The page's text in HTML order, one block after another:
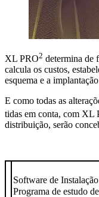
XL PRO2 determina de
calcula os custos,
esquema e a
E como todas as
tidas em conta, com XL
distribuição, serão
Software de
Programa de estudo